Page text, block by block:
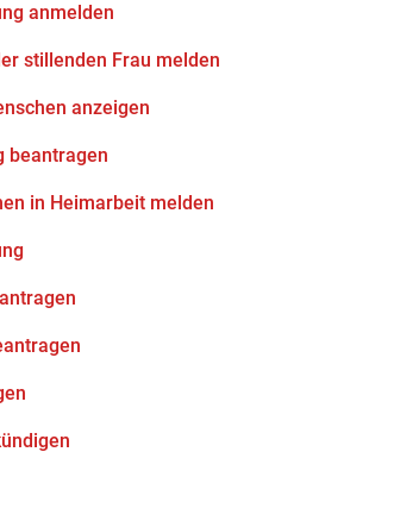
anmelden
stillenden Frau melden
anzeigen
beantragen
in Heimarbeit melden